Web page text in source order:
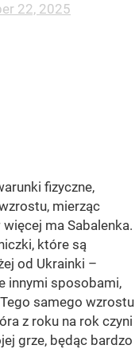
22, 2025
fizyczne,
mierząc
ma Sabalenka.
które są
od Ukrainki –
innymi sposobami,
samego wzrostu
z roku na rok czyni
grze, będąc bardzo